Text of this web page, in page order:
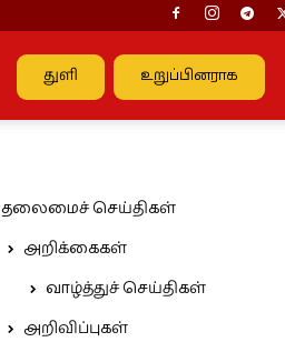
துளி உறுப்பினராக
தலைமைச் செய்திகள்
அறிக்கைகள்
வாழ்த்துச் செய்திகள்
அறிவிப்புகள்